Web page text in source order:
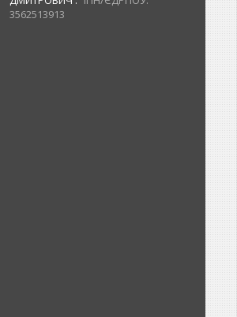
3562513913